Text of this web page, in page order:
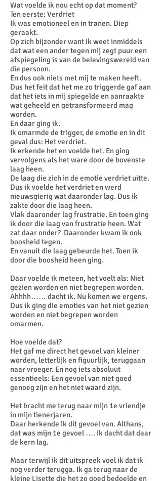
Wat voelde ik nou echt op dat moment?
Ten eerste: Verdriet
Ik was emotioneel en in tranen. Diep
geraakt.
Op zich bijzonder want ik weet inmiddels
dat wat een ander tegen mij zegt puur een
afspiegeling is van de belevingswereld van
die persoon.
En dus ook niets met mij te maken heeft.
Dus het feit dat het me zo triggerde gaf aan
dat het iets in mij spiegelde en aanraakte
wat geheeld en getransformeerd mag
worden.
En daar ging ik.
Ik omarmde de trigger, de emotie en in dit
geval dus: Het verdriet.
Ik erkende het en voelde het. En ging
vervolgens als het ware door de bovenste
laag heen.
De laag die zich in de emotie verdriet uitte.
Dus ik voelde het verdriet en werd
nieuwsgierig wat daaronder lag. Dus ik
zakte door die laag heen.
Vlak daaronder lag frustratie. En toen ging
ik door die laag van frustratie heen. Wat
zat daar onder? Daaronder kwam ik ook
boosheid tegen.
En vanuit die laag gebeurde het. Toen ik
door die boosheid heen ging.
Daar voelde ik meteen, het voelt als: Niet
gezien worden en niet begrepen worden.
Ahhhh…… dacht ik. Nu komen we ergens.
Dus ik ging die emoties van het niet gezien
worden en niet begrepen worden
omarmen.
Hoe voelde dat?
Het gaf me direct het gevoel van kleiner
worden, letterlijk en figuurlijk, teruggaan
naar vroeger. En nog iets absoluut
essentieels: Een gevoel van niet goed
genoeg zijn en het niet waard zijn.
Het bracht me terug naar mijn 1e vriendje
in mijn tienerjaren.
Daar herkende ik dit gevoel van. Althans,
dat was mijn 1e gevoel …. Ik dacht dat daar
de kern lag.
Maar terwijl ik dit uitspreek voel ik dat ik
nog verder terugga. Ik ga terug naar de
kleine Lisette die het zo goed bedoelde en